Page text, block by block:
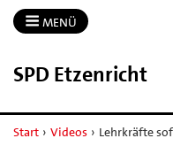
MENÜ
SPD Etzenricht
Start › Videos › Lehrkräfte